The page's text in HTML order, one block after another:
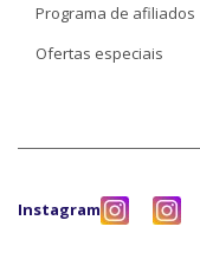
Programa de afiliados
Ofertas especiais
Instagram